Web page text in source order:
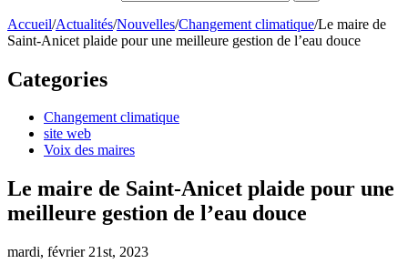
Accueil/Actualités/Nouvelles/Changement climatique/Le maire de
Saint-Anicet plaide pour une meilleure gestion de l’eau douce
Categories
Changement climatique
site web
Voix des maires
Le maire de Saint-Anicet plaide pour une
meilleure gestion de l’eau douce
mardi, février 21st, 2023